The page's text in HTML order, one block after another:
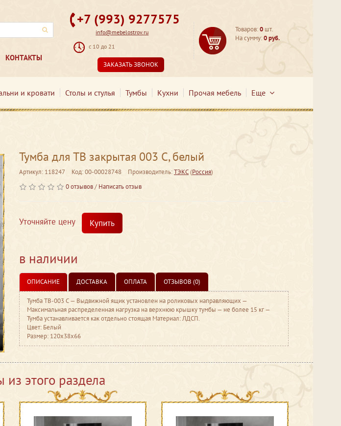
КОНТАКТЫ
+7 (993) 9277575
info@mebelostrov.ru
с 10 до 21
ЗАКАЗАТЬ ЗВОНОК
Товаров:0 шт.
На сумму:0 руб.
и кровати Столы и стулья Тумбы Кухни Прочая мебель Еще
Тумба для ТВ закрытая 003 С, белый
Артикул: 118247 Код: 00-00028748 Производитель:ТЭКС(Россия)
0 отзывов/ Написать отзыв
Уточняйте цену Купить
в наличии
ОПИСАНИЕ ДОСТАВКА ОПЛАТА ОТЗЫВОВ (0)
Тумба ТВ-003 С — Выдвижной ящик установлен на роликовых направляющих —
Максимальная распределенная нагрузка на верхнюю крышку тумбы — не более 15 кг —
Тумба устанавливается как отдельно стоящая Материал: ЛДСП.
Цвет: Белый
Размер: 120x38x66
из этого раздела